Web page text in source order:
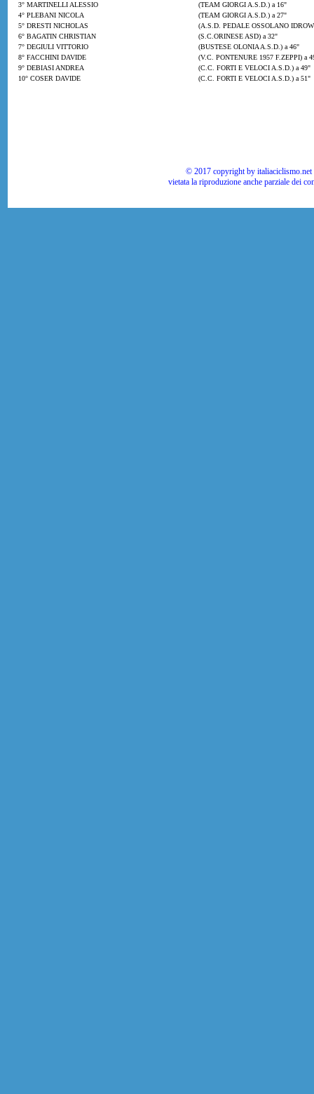
3° MARTINELLI ALESSIO
(TEAM GIORGI A.S.D.) a 16"
4° PLEBANI NICOLA
(TEAM GIORGI A.S.D.) a 27"
5° DRESTI NICHOLAS
(A.S.D. PEDALE OSSOLANO
6° BAGATIN CHRISTIAN
(S.C.ORINESE ASD) a 32"
7° DEGIULI VITTORIO
(BUSTESE OLONIA A.S.D.) a 46"
8° FACCHINI DAVIDE
(V.C. PONTENURE 1957 F.ZEPPI) a
9° DEBIASI ANDREA
(C.C. FORTI E VELOCI A.S.D.) a 49"
10° COSER DAVIDE
(C.C. FORTI E VELOCI A.S.D.) a 51"
© 2017 copyright by
vietata la riproduzione anche parziale dei